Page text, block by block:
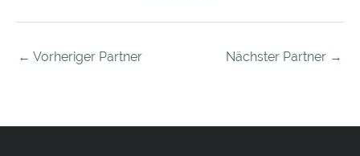
← Vorheriger Partner Nächster Partner →